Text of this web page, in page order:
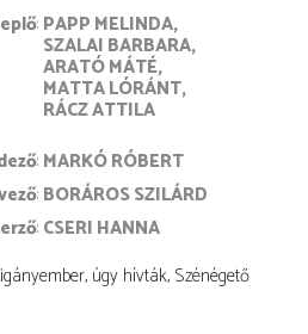
PAPP MELINDA
SZALAI BARBARA
ARATÓ MÁTÉ
MATTA LÓRÁNT
RÁCZ ATTILA
MARKÓ RÓBERT
BORÁROS SZILÁRD
CSERI HANNA
úgy hívták, Szénégető